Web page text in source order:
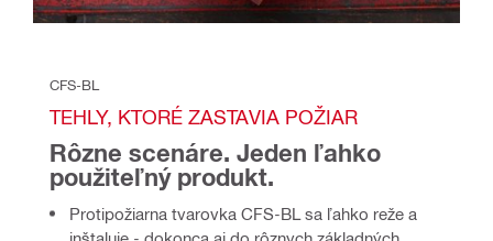
CFS-BL
TEHLY, KTORÉ ZASTAVIA POŽIAR
Rôzne scenáre. Jeden ľahko
použiteľný produkt.
Protipožiarna tvarovka CFS-BL sa ľahko reže a